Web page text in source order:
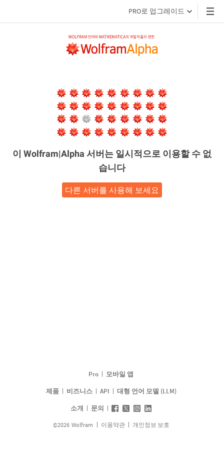
PRO로 업그레이드
이 Wolfram|Alpha 서버는 일시적으로 이용할 수 없
습니다
다른 서버를 사용해 보세요
Pro
모바일 앱
제품
비즈니스 API
대형 언어 모델 (LLM)
소개
문의
©2026 Wolfram 이용약관 개인정보 보호